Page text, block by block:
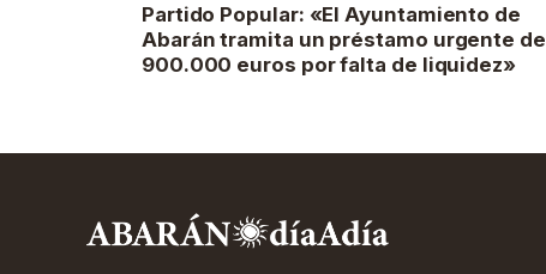
Partido Popular: «El Ayuntamiento de
Abarán tramita un préstamo urgente de
900.000 euros por falta de liquidez»